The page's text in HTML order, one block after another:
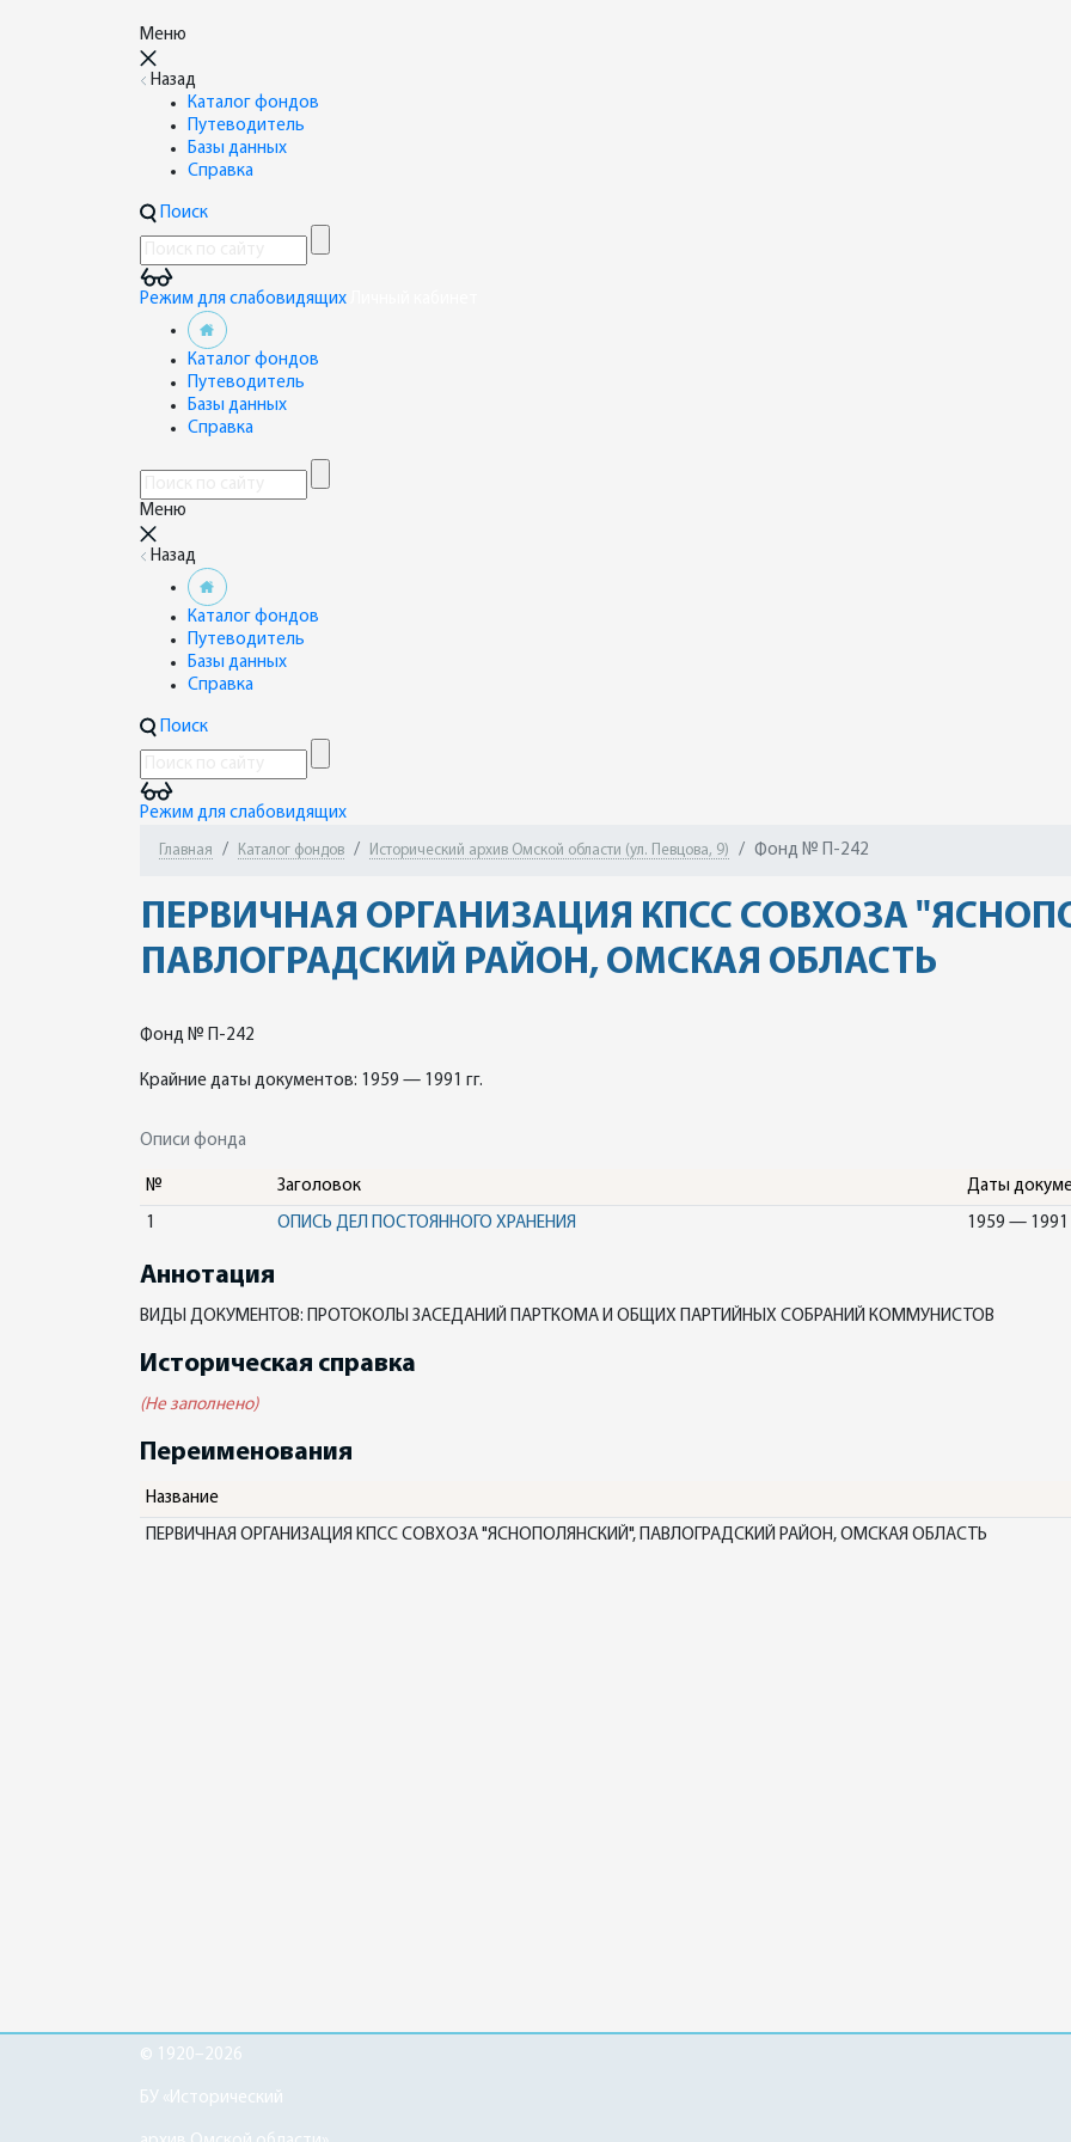
Меню
Назад
Каталог фондов
Путеводитель
Базы данных
Справка
Поиск
Режим для слабовидящих
Каталог фондов
Путеводитель
Базы данных
Справка
Меню
Назад
Каталог фондов
Путеводитель
Базы данных
Справка
Поиск
Режим для слабовидящих
Главная Каталог фондов Исторический архив Омской области (ул. Певцова, 9) Фонд № П-242
ПЕРВИЧНАЯ ОРГАНИЗАЦИЯ КПСС СОВХОЗА
ПАВЛОГРАДСКИЙ РАЙОН, ОМСКАЯ ОБЛАСТЬ
Фонд № П-242
Крайние даты документов: 1959 — 1991 гг.
Описи фонда
№ Заголовок Даты
1 ОПИСЬ ДЕЛ ПОСТОЯННОГО ХРАНЕНИЯ 1959 — 1991
Аннотация
ВИДЫ ДОКУМЕНТОВ: ПРОТОКОЛЫ ЗАСЕДАНИЙ ПАРТКОМА И ОБЩИХ ПАРТИЙНЫХ СОБРАНИЙ КОММУНИСТОВ
Историческая справка
(Не заполнено)
Переименования
Название
ПЕРВИЧНАЯ ОРГАНИЗАЦИЯ КПСС СОВХОЗА "ЯСНОПОЛЯНСКИЙ", ПАВЛОГРАДСКИЙ РАЙОН, ОМСКАЯ ОБЛАСТЬ
© 1920–2026
БУ «Исторический